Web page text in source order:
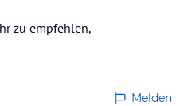
zu empfehlen,
Melden